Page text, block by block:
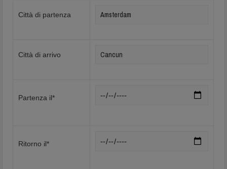
Città di partenza
Città di arrivo
Partenza il*
Ritorno il*